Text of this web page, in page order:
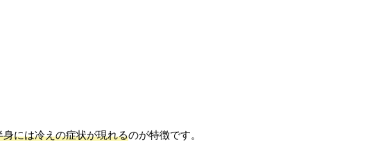
には冷えの症状が現れるのが特徴です。